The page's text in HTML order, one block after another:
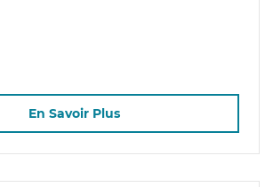
En Savoir Plus